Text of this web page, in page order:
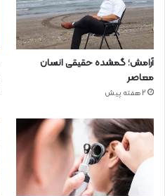
آرامش؛ گمشده حقیقی انسان
معاصر
2 هفته پیش